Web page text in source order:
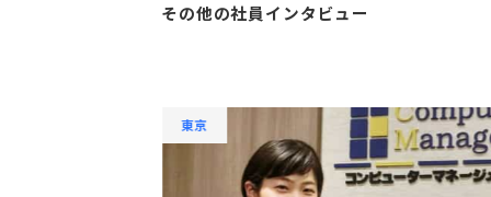
その他の社員インタビュー
東京